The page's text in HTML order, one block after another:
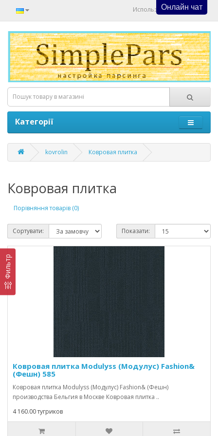
Используйте Онлайн Чат
Категорії
kovrolin Ковровая плитка
Фильтр
Ковровая плитка
Порівняння товарів (0)
Сортувати: Показати:
Ковровая плитка Modulyss (Модулус) Fashion&
(Фешн) 585
Ковровая плитка Modulyss (Модулус) Fashion& (Фешн)
производства Бельгия в Москве Ковровая плитка ..
4 160.00 тугриков
Онлайн чат